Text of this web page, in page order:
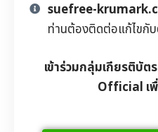
suefree-
ท่านต้องติดต่อแก้ไขกั
เข้าร่วมกลุ่มเกียรติบั
Official เ